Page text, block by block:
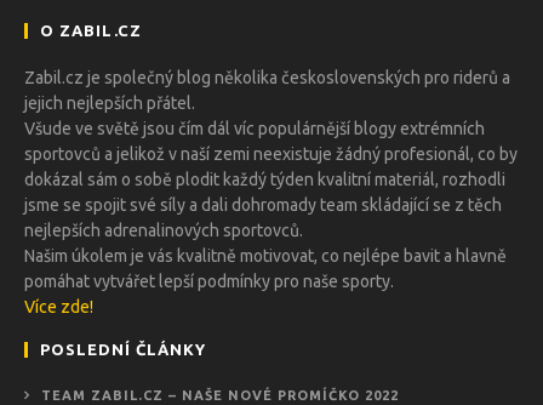
O ZABIL.CZ
Zabil.cz je společný blog několika československých pro riderů a
jejich nejlepších přátel.
Všude ve světě jsou čím dál víc populárnější blogy extrémních
sportovců a jelikož v naší zemi neexistuje žádný profesionál, co by
dokázal sám o sobě plodit každý týden kvalitní materiál, rozhodli
jsme se spojit své síly a dali dohromady team skládající se z těch
nejlepších adrenalinových sportovců.
Našim úkolem je vás kvalitně motivovat, co nejlépe bavit a hlavně
pomáhat vytvářet lepší podmínky pro naše sporty.
Více zde!
POSLEDNÍ ČLÁNKY
TEAM ZABIL.CZ – NAŠE NOVÉ PROMÍČKO 2022